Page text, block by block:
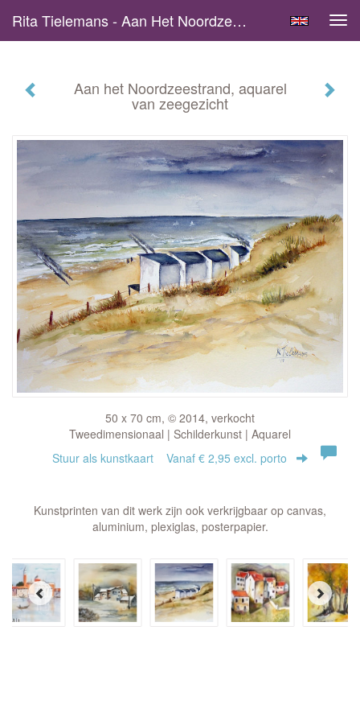
Rita Tielemans - Aan Het Noordzeestrand, Aquarel Van Zeegezicht
Aan het Noordzeestrand, aquarel
van zeegezicht
50 x 70 cm, © 2014, verkocht
Tweedimensionaal | Schilderkunst | Aquarel
Stuur als kunstkaart Vanaf € 2,95 excl. porto
Kunstprinten van dit werk zijn ook verkrijgbaar op canvas,
aluminium, plexiglas, posterpapier.